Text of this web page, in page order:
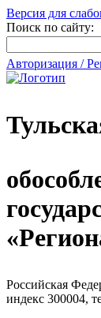
Версия для
Поиск по сайту:
Авторизация /
Российская
индекс 300004,